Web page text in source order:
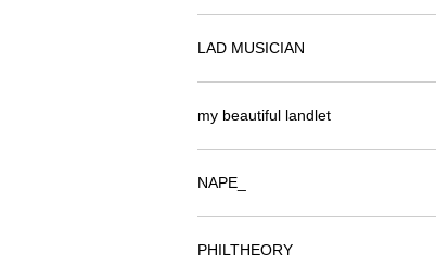
LAD MUSICIAN
my beautiful landlet
NAPE_
PHILTHEORY